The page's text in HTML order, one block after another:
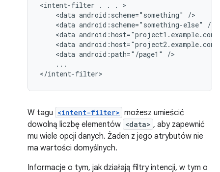
<intent-filter . . .
<data android:scheme="something"
<data android:scheme="something-else"
<data android:host="project1.example.com"
<data android:host="project2.example.com"
<data android:path="/page1"
...
</intent-filter>
W tagu <intent-filter> możesz umieścić
dowolną liczbę elementów <data> , aby zapewnić
mu wiele opcji danych. Żaden z jego atrybutów nie
ma wartości domyślnych.
Informacje o tym, jak działają filtry intencji, w tym o